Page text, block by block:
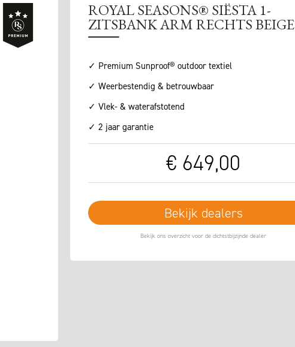
ROYAL SEASONS® SIËSTA 1-
ZITSBANK ARM RECHTS BEIGE
✓ Premium Sunproof® outdoor textiel
✓ Weerbestendig & betrouwbaar
✓ Vlek- & waterafstotend
✓ 2 jaar garantie
€ 649,00
Bekijk dealers